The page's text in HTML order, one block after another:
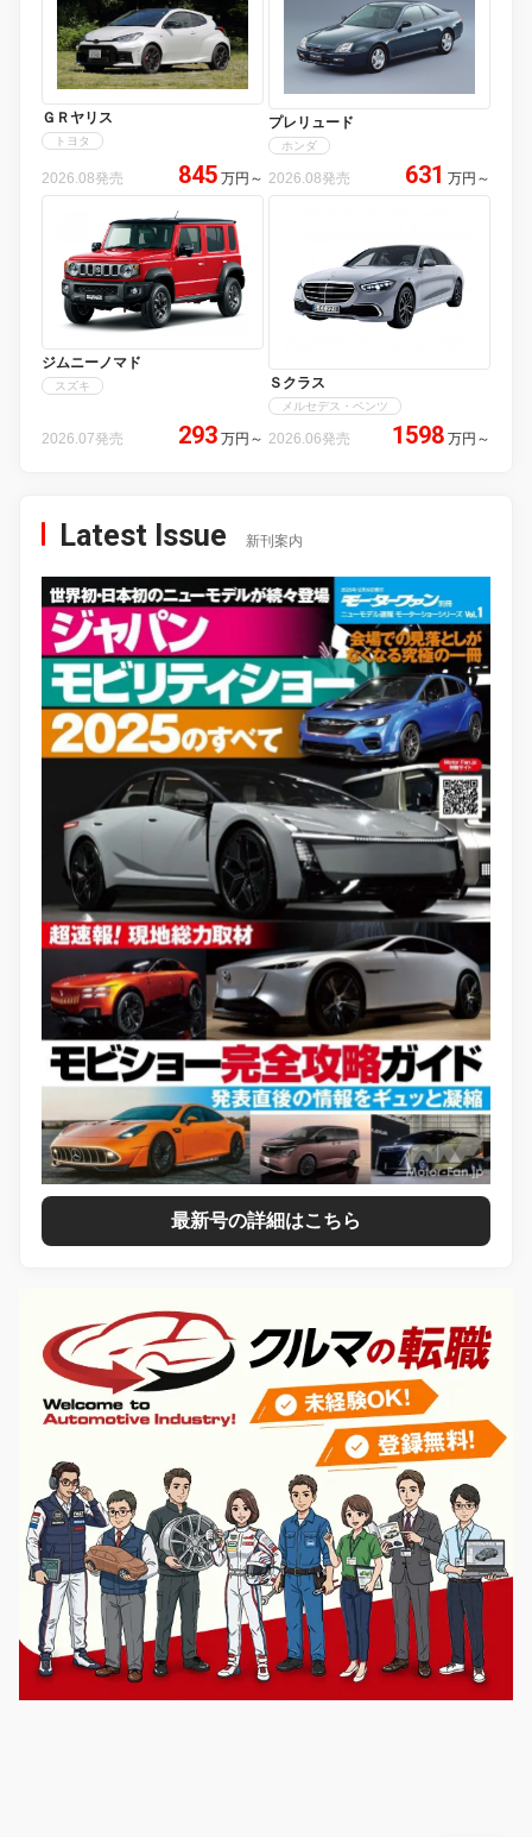
ＧＲヤリス
トヨタ
2026.08発売 845 万円 ～
プレリュード
ホンダ
2026.08発売 631 万円 ～
ジムニーノマド
スズキ
2026.07発売 293 万円 ～
Ｓクラス
メルセデス・ベンツ
2026.06発売 1598 万円 ～
Latest Issue 新刊案内
最新号の詳細はこちら